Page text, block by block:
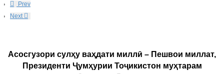
Prev
Next
Асосгузори сулҳу ваҳдати миллӣ – Пешвои миллат,
Президенти Ҷумҳурии Тоҷикистон муҳтарам